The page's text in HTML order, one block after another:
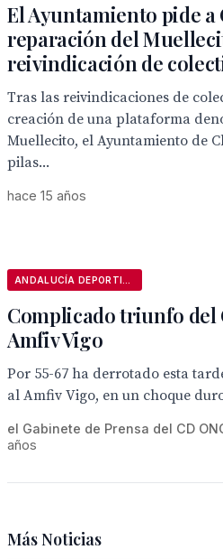
El Ayuntamiento pide a
reparación del
reivindicación de
Tras las reivindicaciones de
creación de una plataforma
Muellecito, el Ayuntamiento de
pilas...
hace 15 años
Complicado triunfo del
Amfiv Vigo
Por 55-67 ha derrotado esta
al Amfiv Vigo, en un choque
el Gabinete de Prensa del CD
años
Más Noticias